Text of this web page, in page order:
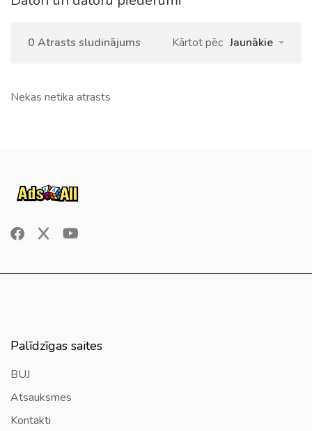
0 Atrasts sludinājums Kārtot pēc Jaunākie
Nekas netika atrasts
Palīdzīgas saites
BUJ
Atsauksmes
Kontakti